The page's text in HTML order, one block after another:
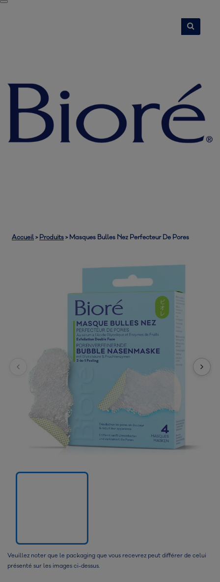
Accueil> Produits> Masques Bulles Nez Perfecteur De Pores
Veuillez noter que le packaging que vous recevrez peut différer de celui
présenté sur les images ci-dessus.